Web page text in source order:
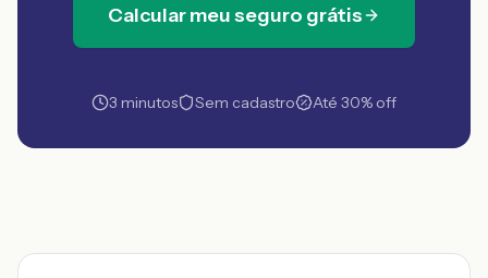
Calcular meu seguro grátis
3 minutos Sem cadastro Até 30% off